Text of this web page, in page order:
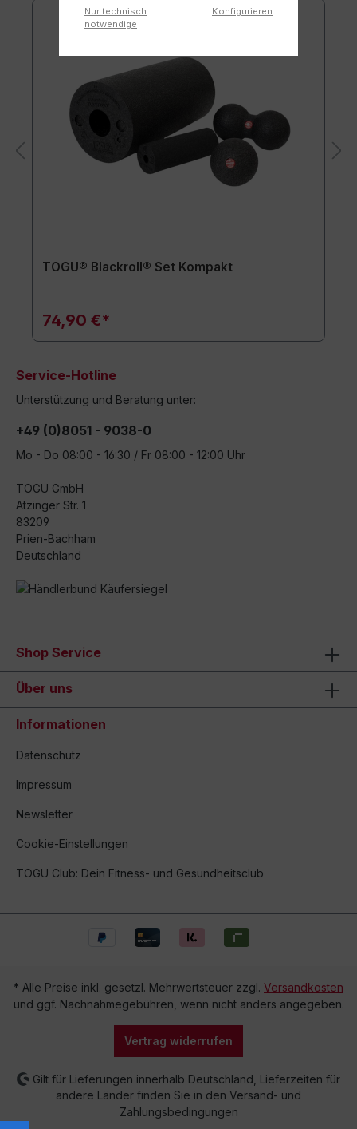
TOGU® Blackroll® Set Kompakt
74,90 €*
Service-Hotline
Unterstützung und Beratung unter:
+49 (0)8051 - 9038-0
Mo - Do 08:00 - 16:30 / Fr 08:00 - 12:00 Uhr
TOGU GmbH
Atzinger Str. 1
83209
Prien-Bachham
Deutschland
Shop Service
Über uns
Informationen
Datenschutz
Impressum
Newsletter
Cookie-Einstellungen
TOGU Club: Dein Fitness- und Gesundheitsclub
* Alle Preise inkl. gesetzl. Mehrwertsteuer zzgl. Versandkosten
und ggf. Nachnahmegebühren, wenn nicht anders angegeben.
Vertrag widerrufen
Gilt für Lieferungen innerhalb Deutschland, Lieferzeiten für
andere Länder finden Sie in den Versand- und
Zahlungsbedingungen
Nur technisch
notwendige
Konfigurieren